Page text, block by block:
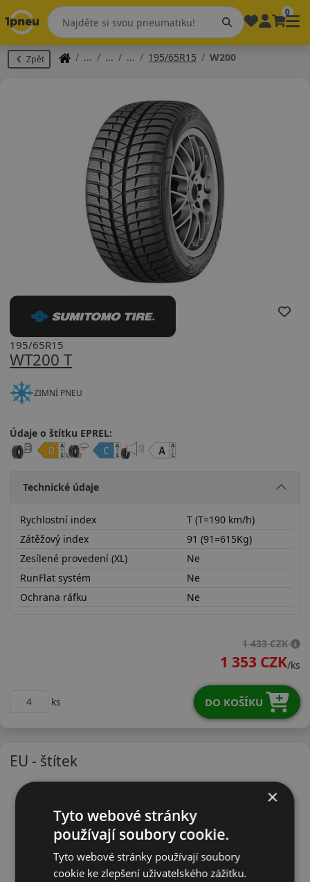
0
Zpět 195/65R15 W200
WT200 T
195/65R15
ZIMNÍ PNEU
Údaje o štítku EPREL:
Technické údaje
Rychlostní index
T (T=190 km/h)
Zátěžový index
91 (91=615Kg)
Zesílené provedení (XL)
Ne
RunFlat systém
Ne
Ochrana ráfku
Ne
1 433 CZK
1 353 CZK/ks
ks DO KOŠÍKU
EU - štítek
×
Tyto webové stránky
používají soubory cookie.
Tyto webové stránky používají soubory
cookie ke zlepšení uživatelského zážitku.